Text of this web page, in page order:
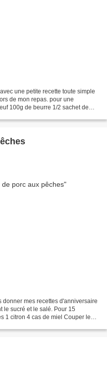
une petite recette toute simple
de mon repas. pour une
100g de beurre 1/2 sachet de
mes recettes d'anniversaire
le sucré et le salé. Pour 15
1 citron 4 cas de miel Couper le